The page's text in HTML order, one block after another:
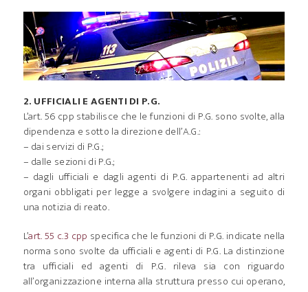
2. UFFICIALI E AGENTI DI P.G.
L’art. 56 cpp stabilisce che le funzioni di P.G. sono svolte, alla
dipendenza e sotto la direzione dell’A.G.:
– dai servizi di P.G.;
– dalle sezioni di P.G.;
– dagli ufficiali e dagli agenti di P.G. appartenenti ad altri
organi obbligati per legge a svolgere indagini a seguito di
una notizia di reato.
L’art. 55 c.3 cpp specifica che le funzioni di P.G. indicate nella
norma sono svolte da ufficiali e agenti di P.G. La distinzione
tra ufficiali ed agenti di P.G. rileva sia con riguardo
all’organizzazione interna alla struttura presso cui operano,